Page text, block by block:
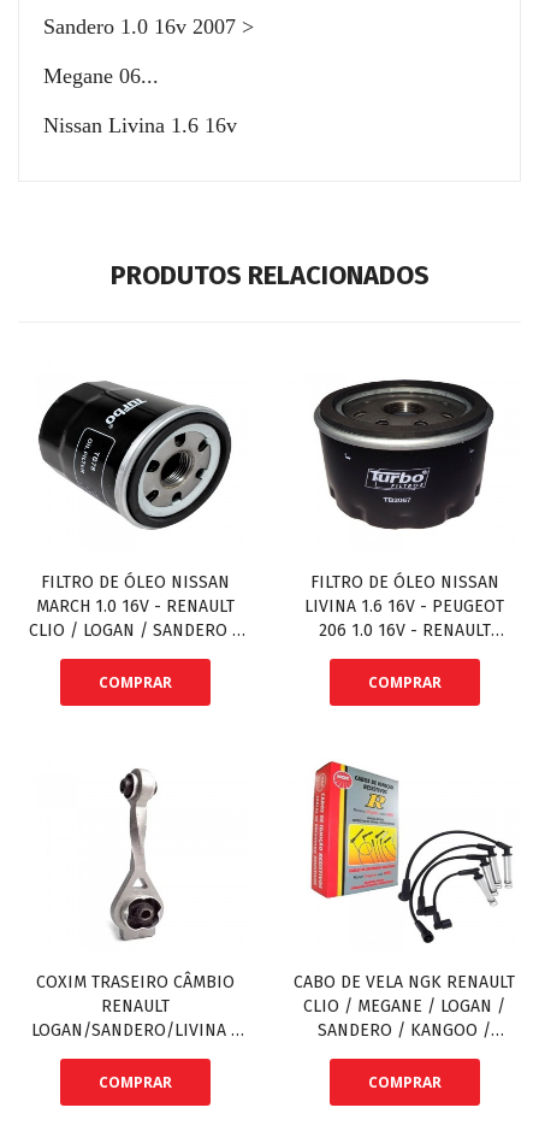
Sandero 1.0 16v 2007 >
Megane 06...
Nissan Livina 1.6 16v
PRODUTOS RELACIONADOS
FILTRO DE ÓLEO NISSAN
MARCH 1.0 16V - RENAULT
CLIO / LOGAN / SANDERO /
TWINGO 1.0 8/16V 4
CILINDROS - HYUNDAI CRETA
/ HB20 1.0 - KIA PICANTO
COMPRAR
FILTRO DE ÓLEO NISSAN
LIVINA 1.6 16V - PEUGEOT
206 1.0 16V - RENAULT
CAPTUR 2.0 16V / CLIO 1.6
8/16V / DUSTER / OROCH
1.6/2.0 .../15 / FLUENCE 1.6
/ LAGUNA / LOGAN 1.6 8/16V
/ SANDERO 1.6 8/16V /
MEGANE
COMPRAR
COXIM TRASEIRO CÂMBIO
RENAULT
LOGAN/SANDERO/LIVINA -
MEGANE 06/.. / SENTRA
07/14
COMPRAR
CABO DE VELA NGK RENAULT
CLIO / MEGANE / LOGAN /
SANDERO / KANGOO /
SYMBOL 1.6 8V
COMPRAR